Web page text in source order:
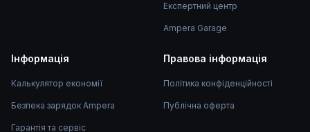
Експертний центр
Ampera Garage
Інформація
Калькулятор економії
Безпека зарядок Ampera
Гарантія та сервіс
Правова інформація
Політика конфіденційності
Публічна оферта